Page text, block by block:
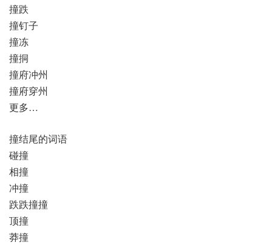
撞跌
撞钉子
撞冻
撞挏
撞府冲州
撞府穿州
更多…
撞结尾的词语
碰撞
相撞
冲撞
跌跌撞撞
顶撞
莽撞